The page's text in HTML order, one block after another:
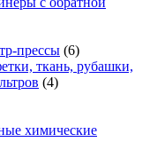
прессы (6)
ткань, рубашки,
(4)
химические